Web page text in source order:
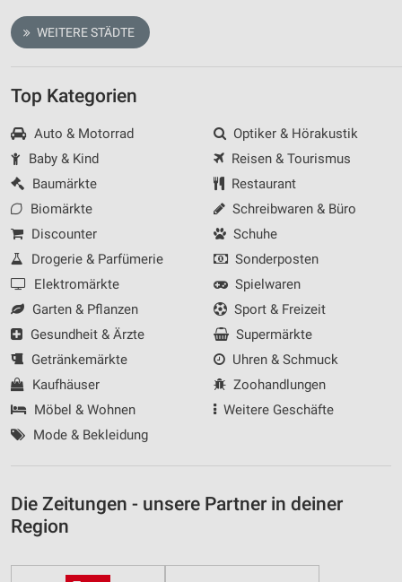
WEITERE STÄDTE
Top Kategorien
Auto & Motorrad
Baby & Kind
Baumärkte
Biomärkte
Discounter
Drogerie & Parfümerie
Elektromärkte
Garten & Pflanzen
Gesundheit & Ärzte
Getränkemärkte
Kaufhäuser
Möbel & Wohnen
Mode & Bekleidung
Optiker & Hörakustik
Reisen & Tourismus
Restaurant
Schreibwaren & Büro
Schuhe
Sonderposten
Spielwaren
Sport & Freizeit
Supermärkte
Uhren & Schmuck
Zoohandlungen
Weitere Geschäfte
Die Zeitungen - unsere Partner in deiner
Region